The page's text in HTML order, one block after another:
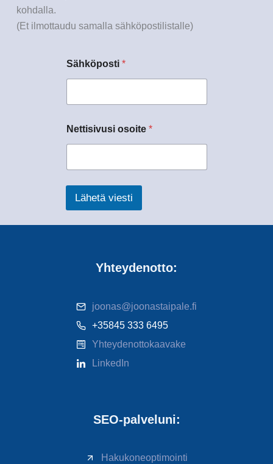
kohdalla.
(Et ilmottaudu samalla sähköpostilistalle)
Sähköposti *
Nettisivusi osoite *
Lähetä viesti
Yhteydenotto:
joonas@joonastaipale.fi
+35845 333 6495
Yhteydenottokaavake
LinkedIn
SEO-palveluni:
Hakukoneoptimointi